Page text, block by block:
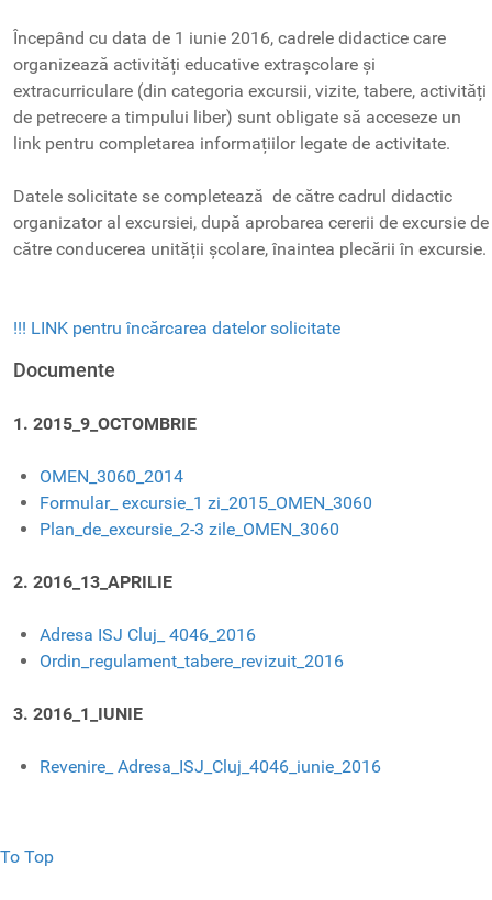
Începând cu data de 1 iunie 2016, cadrele didactice care
organizează activități educative extrașcolare și
extracurriculare (din categoria excursii, vizite, tabere, activități
de petrecere a timpului liber) sunt obligate să acceseze un
link pentru completarea informațiilor legate de activitate.
Datele solicitate se completează de către cadrul didactic
organizator al excursiei, după aprobarea cererii de excursie de
către conducerea unității școlare, înaintea plecării în excursie.
!!! LINK pentru încărcarea datelor solicitate
Documente
1. 2015_9_OCTOMBRIE
OMEN_3060_2014
Formular_ excursie_1 zi_2015_OMEN_3060
Plan_de_excursie_2-3 zile_OMEN_3060
2. 2016_13_APRILIE
Adresa ISJ Cluj_ 4046_2016
Ordin_regulament_tabere_revizuit_2016
3. 2016_1_IUNIE
Revenire_ Adresa_ISJ_Cluj_4046_iunie_2016
To Top